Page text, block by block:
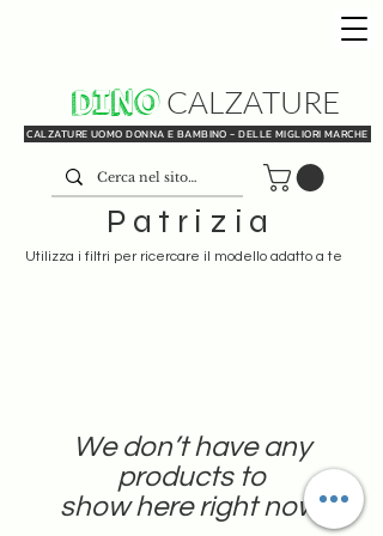
DINO
CALZATURE UOMO DONNA E BAMBINO - DELLE MIGLIORI MARCHE
CALZATURE
Patrizia
Utilizza i filtri per ricercare il modello adatto a te
We don’t have any
products to
show here right now.